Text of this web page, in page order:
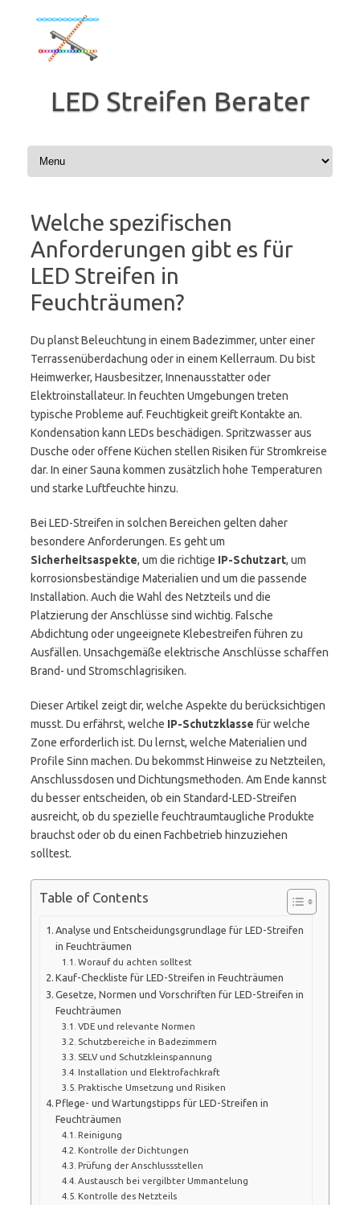
Inhalt
LED Streifen Berater
Welche spezifischen
Anforderungen gibt es für
LED Streifen in
Feuchträumen?
Du planst Beleuchtung in einem Badezimmer, unter einer
Terrassenüberdachung oder in einem Kellerraum. Du bist
Heimwerker, Hausbesitzer, Innenausstatter oder
Elektroinstallateur. In feuchten Umgebungen treten
typische Probleme auf. Feuchtigkeit greift Kontakte an.
Kondensation kann LEDs beschädigen. Spritzwasser aus
Dusche oder offene Küchen stellen Risiken für Stromkreise
dar. In einer Sauna kommen zusätzlich hohe Temperaturen
und starke Luftfeuchte hinzu.
Bei LED-Streifen in solchen Bereichen gelten daher
besondere Anforderungen. Es geht um
Sicherheitsaspekte, um die richtige IP-Schutzart, um
korrosionsbeständige Materialien und um die passende
Installation. Auch die Wahl des Netzteils und die
Platzierung der Anschlüsse sind wichtig. Falsche
Abdichtung oder ungeeignete Klebestreifen führen zu
Ausfällen. Unsachgemäße elektrische Anschlüsse schaffen
Brand- und Stromschlagrisiken.
Dieser Artikel zeigt dir, welche Aspekte du berücksichtigen
musst. Du erfährst, welche IP-Schutzklasse für welche
Zone erforderlich ist. Du lernst, welche Materialien und
Profile Sinn machen. Du bekommst Hinweise zu Netzteilen,
Anschlussdosen und Dichtungsmethoden. Am Ende kannst
du besser entscheiden, ob ein Standard-LED-Streifen
ausreicht, ob du spezielle feuchtraumtaugliche Produkte
brauchst oder ob du einen Fachbetrieb hinzuziehen
solltest.
Table of Contents
Analyse und Entscheidungsgrundlage für LED-Streifen
in Feuchträumen
Worauf du achten solltest
Kauf-Checkliste für LED-Streifen in Feuchträumen
Gesetze, Normen und Vorschriften für LED-Streifen in
Feuchträumen
VDE und relevante Normen
Schutzbereiche in Badezimmern
SELV und Schutzkleinspannung
Installation und Elektrofachkraft
Praktische Umsetzung und Risiken
Pflege- und Wartungstipps für LED-Streifen in
Feuchträumen
Reinigung
Kontrolle der Dichtungen
Prüfung der Anschlussstellen
Austausch bei vergilbter Ummantelung
Kontrolle des Netzteils